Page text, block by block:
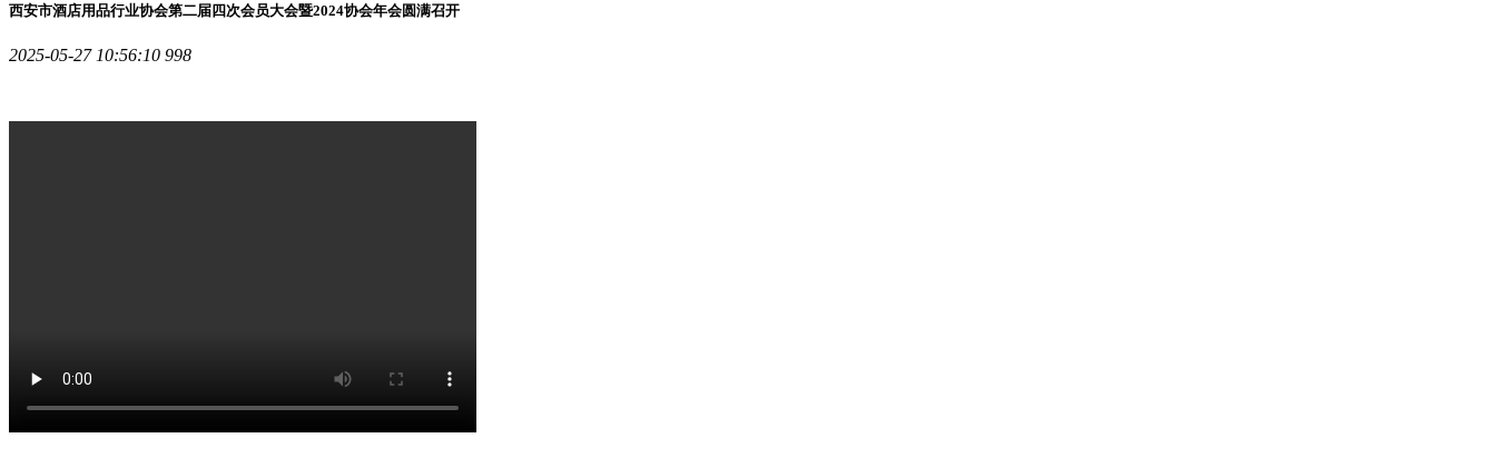
西安市酒店用品行业协会第二届四次会员大会暨2024协会年会圆满召开
2025-05-27 10:56:10 998